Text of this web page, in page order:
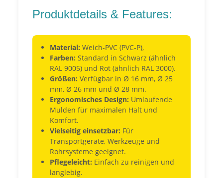
Produktdetails & Features:
Material: Weich-PVC (PVC-P),
Farben: Standard in Schwarz (ähnlich
RAL 9005) und Rot (ähnlich RAL 3000).
Größen: Verfügbar in Ø 16 mm, Ø 25
mm, Ø 26 mm und Ø 28 mm.
Ergonomisches Design: Umlaufende
Mulden für maximalen Halt und
Komfort.
Vielseitig einsetzbar: Für
Transportgeräte, Werkzeuge und
Rohrsysteme geeignet.
Pflegeleicht: Einfach zu reinigen und
langlebig.